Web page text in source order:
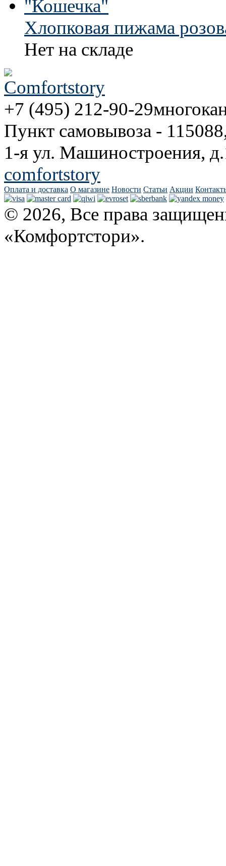
Хлопковая пижама
Нет на складе
+7 (495) 212-90-29
Пункт самовывоза -
1-я ул. Машиностроения,
comfortstory
Оплата и доставка О магазине Новости Статьи Акции
© 2026, Все права
«Комфортстори».